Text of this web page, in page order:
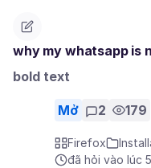
why my whatsapp is
bold text
Mở 2 179
Firefox
đã hỏi vào lúc